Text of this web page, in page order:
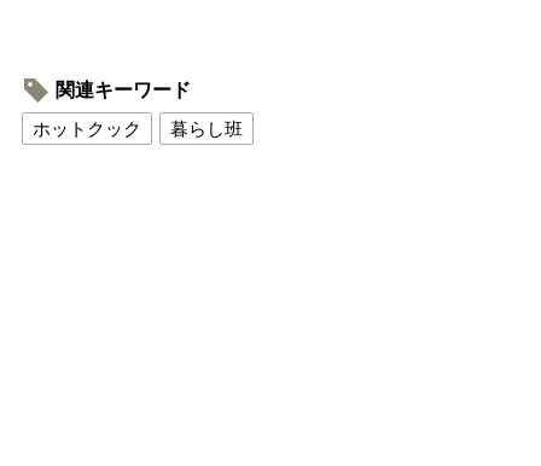
関連キーワード
ホットクック
暮らし班